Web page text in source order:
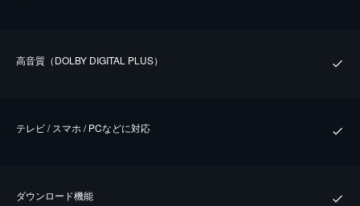
⾼⾳質（DOLBY DIGITAL PLUS）
テレビ / スマホ / PCなどに対応
ダウンロード機能